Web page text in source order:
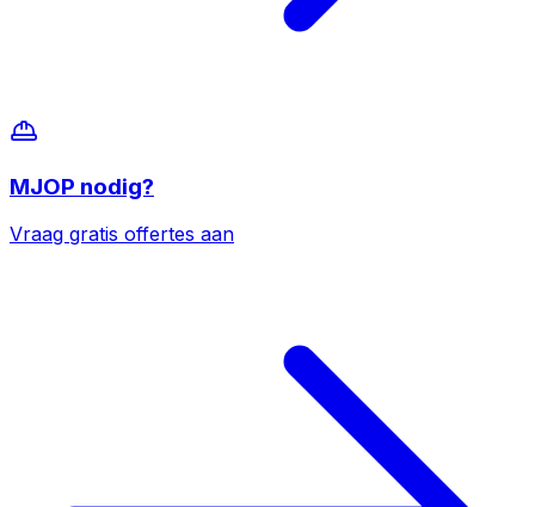
MJOP nodig?
Vraag gratis offertes aan